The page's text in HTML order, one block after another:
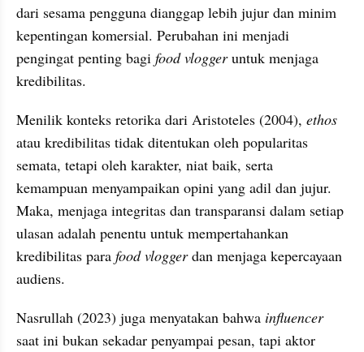
dari sesama pengguna dianggap lebih jujur dan minim
kepentingan komersial. Perubahan ini menjadi
pengingat penting bagi food vlogger untuk menjaga
kredibilitas.
Menilik konteks retorika dari Aristoteles (2004), ethos
atau kredibilitas tidak ditentukan oleh popularitas
semata, tetapi oleh karakter, niat baik, serta
kemampuan menyampaikan opini yang adil dan jujur.
Maka, menjaga integritas dan transparansi dalam setiap
ulasan adalah penentu untuk mempertahankan
kredibilitas para food vlogger dan menjaga kepercayaan
audiens.
Nasrullah (2023) juga menyatakan bahwa
influencer
saat ini bukan sekadar penyampai pesan, tapi aktor